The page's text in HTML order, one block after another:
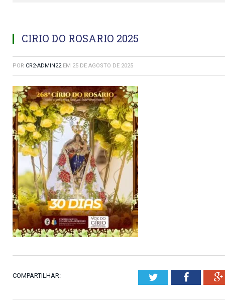
CIRIO DO ROSARIO 2025
POR CR2-ADMIN22 EM 25 DE AGOSTO DE 2025
COMPARTILHAR: Twitter